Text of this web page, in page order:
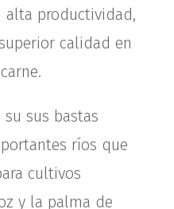
alta productividad,
calidad en
su sus bastas
ríos que
cultivos
y la palma de